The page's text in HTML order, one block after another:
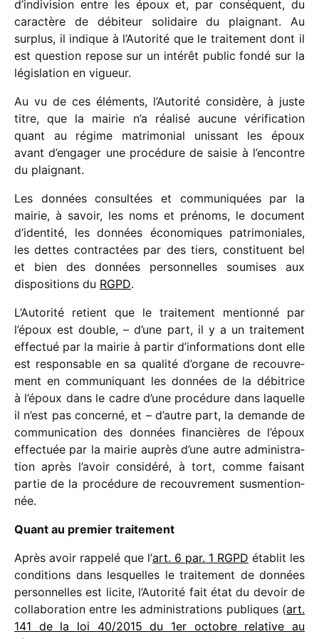
d’indivision entre les époux et, par consé­quent, du
carac­tère de débi­teur soli­daire du plai­gnant. Au
surplus, il indique à l’Autorité que le trai­te­ment dont il
est ques­tion repose sur un inté­rêt public fondé sur la
légis­la­tion en vigueur.
Au vu de ces éléments, l’Autorité consi­dère, à juste
titre, que la mairie n’a réalisé aucune véri­fi­ca­tion
quant au régime matri­mo­nial unis­sant les époux
avant d’engager une procé­dure de saisie à l’encontre
du plai­gnant.
Les données consul­tées et commu­ni­quées par la
mairie, à savoir, les noms et prénoms, le docu­ment
d’identité, les données écono­miques patri­mo­niales,
les dettes contrac­tées par des tiers, consti­tuent bel
et bien des données person­nelles soumises aux
dispo­si­tions du RGPD.
L’Autorité retient que le trai­te­ment mentionné par
l’époux est double, – d’une part, il y a un trai­te­ment
effec­tué par la mairie à partir d’informations dont elle
est respon­sable en sa qualité d’organe de recou­vre­
ment en commu­ni­quant les données de la débi­trice
à l’époux dans le cadre d’une procé­dure dans laquelle
il n’est pas concerné, et – d’autre part, la demande de
commu­ni­ca­tion des données finan­cières de l’époux
effec­tuée par la mairie auprès d’une autre admi­nis­tra­
tion après l’avoir consi­déré, à tort, comme faisant
partie de la procé­dure de recou­vre­ment susmen­tion­
née.
Quant au premier trai­te­ment
Après avoir rappelé que l’art. 6 par. 1 RGPD établit les
condi­tions dans lesquelles le trai­te­ment de données
person­nelles est licite, l’Autorité fait état du devoir de
colla­bo­ra­tion entre les admi­nis­tra­tions publiques (art.
141 de la loi 40/​2015 du 1er octobre rela­tive au